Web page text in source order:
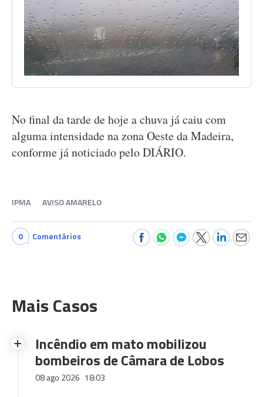
No final da tarde de hoje a chuva já caiu com
alguma intensidade na zona Oeste da Madeira,
conforme já noticiado pelo DIÁRIO.
IPMA AVISO AMARELO
0 Comentários
Mais Casos
Incêndio em mato mobilizou
bombeiros de Câmara de Lobos
08 ago 2026 18:03